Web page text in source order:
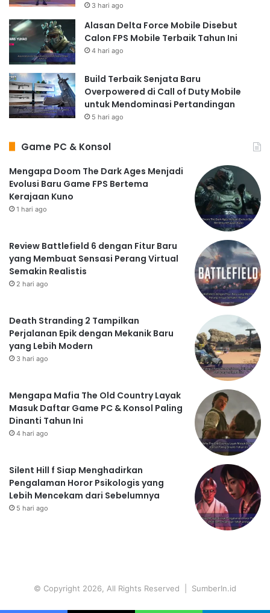
3 hari ago
Alasan Delta Force Mobile Disebut
Calon FPS Mobile Terbaik Tahun Ini
4 hari ago
Build Terbaik Senjata Baru
Overpowered di Call of Duty Mobile
untuk Mendominasi Pertandingan
5 hari ago
Game PC & Konsol
Mengapa Doom The Dark Ages Menjadi
Evolusi Baru Game FPS Bertema
Kerajaan Kuno
1 hari ago
Review Battlefield 6 dengan Fitur Baru
yang Membuat Sensasi Perang Virtual
Semakin Realistis
2 hari ago
Death Stranding 2 Tampilkan
Perjalanan Epik dengan Mekanik Baru
yang Lebih Modern
3 hari ago
Mengapa Mafia The Old Country Layak
Masuk Daftar Game PC & Konsol Paling
Dinanti Tahun Ini
4 hari ago
Silent Hill f Siap Menghadirkan
Pengalaman Horor Psikologis yang
Lebih Mencekam dari Sebelumnya
5 hari ago
© Copyright 2026, All Rights Reserved | SumberIn.id